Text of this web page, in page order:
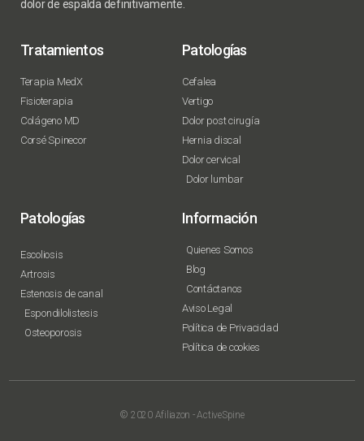
dolor de espalda definitivamente.
Tratamientos
Terapia MedX
Fisioterapia
Colágeno MD
Corsé Spinecor
Patologías
Cefalea
Vertigo
Dolor post cirugía
Hernia discal
Dolor cervical
Dolor lumbar
Patologías
Escoliosis
Artrosis
Estenosis de canal
Espondilolistesis
Osteoporosis
Información
Quienes Somos
Blog
Contáctanos
Aviso Legal
Política de Privacidad
Política de cookies
© 2020 Afiliazon - ActiveSpine